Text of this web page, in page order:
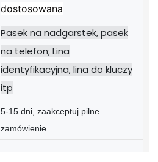
dostosowana
Pasek na nadgarstek, pasek
na telefon; Lina
identyfikacyjna, lina do kluczy
itp
5-15 dni, zaakceptuj pilne
zamówienie